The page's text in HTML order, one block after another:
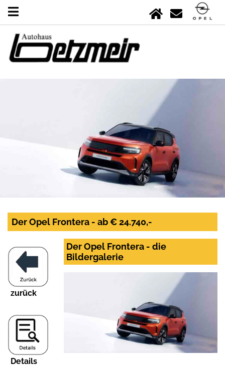
Der Opel Frontera - ab € 24.740,-
zurück
Details
Der Opel Frontera - die
Bildergalerie